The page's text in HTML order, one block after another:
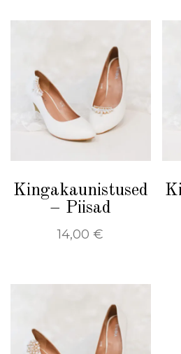
Kingakaunistused
– Piisad
14,00 €